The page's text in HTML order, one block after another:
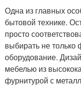
Одна из главных
бытовой технике.
просто
выбирать не только
оборудование.
мебелью из
фурнитурой с